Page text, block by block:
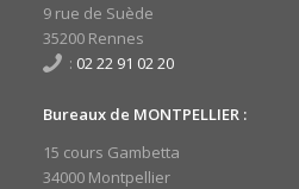
9 rue de Suède
35200 Rennes
: 02 22 91 02 20
Bureaux de MONTPELLIER :
15 cours Gambetta
34000 Montpellier